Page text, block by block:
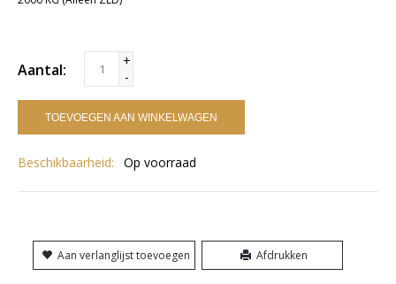
Aantal:
+
-
TOEVOEGEN AAN WINKELWAGEN
Beschikbaarheid: Op voorraad
Aan verlanglijst toevoegen Afdrukken